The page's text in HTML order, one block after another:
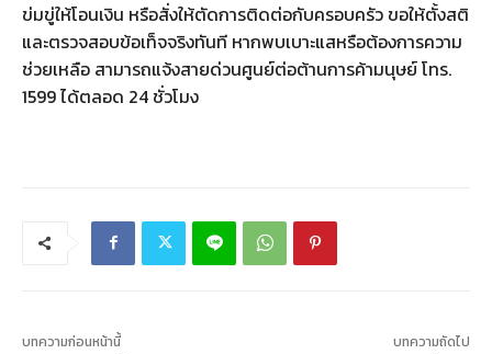
ข่มขู่ให้โอนเงิน หรือสั่งให้ตัดการติดต่อกับครอบครัว ขอให้ตั้งสติ
และตรวจสอบข้อเท็จจริงทันที หากพบเบาะแสหรือต้องการความ
ช่วยเหลือ สามารถแจ้งสายด่วนศูนย์ต่อต้านการค้ามนุษย์ โทร.
1599 ได้ตลอด 24 ชั่วโมง
บทความก่อนหน้านี้ บทความถัดไป